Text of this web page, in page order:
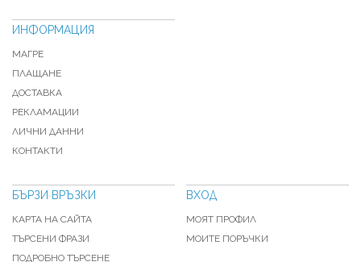
ИНФОРМАЦИЯ
МАГРЕ
ПЛАЩАНЕ
ДОСТАВКА
РЕКЛАМАЦИИ
ЛИЧНИ ДАННИ
КОНТАКТИ
БЪРЗИ ВРЪЗКИ
КАРТА НА САЙТА
ТЪРСЕНИ ФРАЗИ
ПОДРОБНО ТЪРСЕНЕ
ВХОД
МОЯТ ПРОФИЛ
МОИТЕ ПОРЪЧКИ